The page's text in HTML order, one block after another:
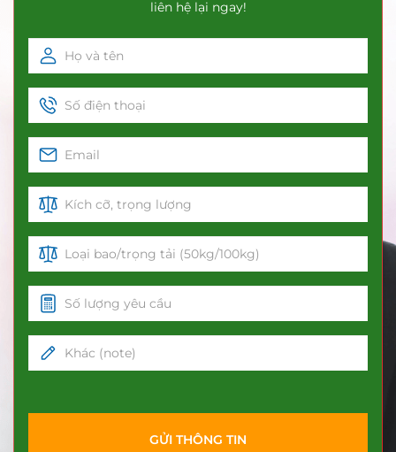
liên hệ lại ngay!
GỬI THÔNG TIN